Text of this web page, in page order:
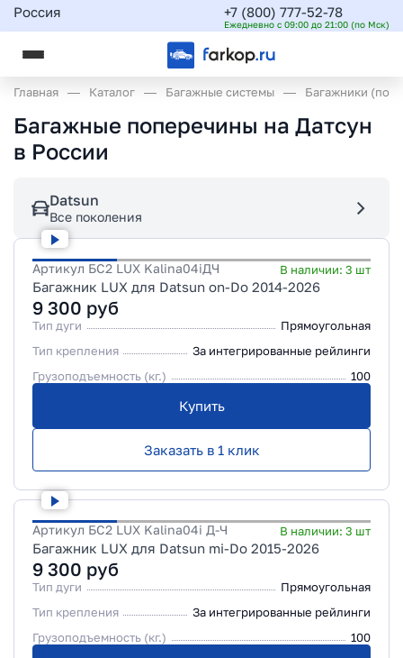
Россия +7 (800) 777-52-78
Ежедневно с 09:00 до 21:00 (по Мск)
Главная Каталог Багажные системы Багажники
Багажные поперечины на Датсун
в России
Datsun
Все поколения
Артикул БС2 LUX Kalina04iДЧ В наличии: 3 шт
Багажник LUX для Datsun on-Do 2014-2026
9 300 руб
Тип дуги
Прямоугольная
Тип крепления
За интегрированные рейлинги
Грузоподъемность (кг.)
100
Купить
Заказать в 1 клик
Артикул БС2 LUX Kalina04i Д-Ч В наличии: 3 шт
Багажник LUX для Datsun mi-Do 2015-2026
9 300 руб
Тип дуги
Прямоугольная
Тип крепления
За интегрированные рейлинги
Грузоподъемность (кг.)
100